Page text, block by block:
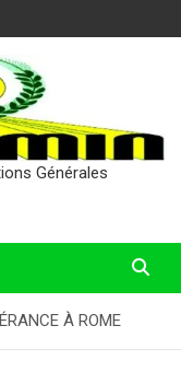
Générales
À ROME